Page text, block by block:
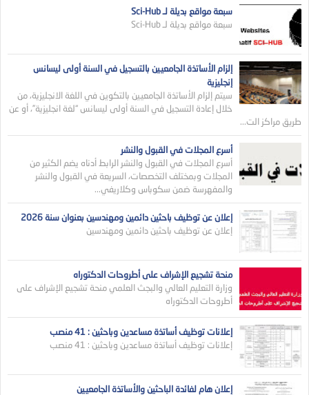
سبعة مواقع بديلة لـ Sci-Hub
سبعة مواقع بديلة لـ Sci-Hub
إلزام الأساتذة الجامعيين بالتسجيل في السنة أولى ليسانس
إنجليزية
سيتم إلزام الأساتذة الجامعيين بالتكوين في اللغة الانجليزية، من
خلال إعادة التسجيل في السنة أولى ليسانس “لغة انجليزية”، أو عن
طريق مراكز الت...
أسرع المجلات في القبول والنشر
أسرع المجلات في القبول والنشر الرابط أدناه يضم الكثير من
المجلات وبمختلف التخصصات، السريعة في القبول والنشر
والمفهرسة ضمن سكوباس وكلاريفي...
إعلان عن توظيف باحثين دائمين ومهندسين بعنوان سنة 2026
إعلان عن توظيف باحثين دائمين ومهندسين
منحة تشجيع الإشراف على أطروحات الدكتوراه
وزارة التعليم العالي والبجث العلمي منحة تشجيع الإشراف على
أطروحات الدكتوراه
إعلانات توظيف أساتذة مساعدين وباحثين : 41 منصب
إعلانات توظيف أساتذة مساعدين وباحثين : 41 منصب
إعلان هام لفائدة الباحثين والأساتذة الجامعيين